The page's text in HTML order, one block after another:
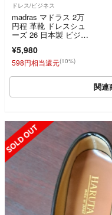
ドレス/ビジネス
madras マドラス 2万
円程 革靴 ドレスシュ
ーズ 26 日本製 ビジネ
¥5,980
598円相当還元(10%)
関連
SOLD OUT